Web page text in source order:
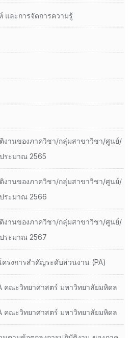
และการจัดการความรู้
งานของภาควิชา/กลุ่มสาขาวิชา/ศูนย์/
ระมาณ 2565
งานของภาควิชา/กลุ่มสาขาวิชา/ศูนย์/
ระมาณ 2566
งานของภาควิชา/กลุ่มสาขาวิชา/ศูนย์/
ระมาณ 2567
รงการสำคัญระดับส่วนงาน (PA)
คณะวิทยาศาสตร์ มหาวิทยาลัยมหิดล
คณะวิทยาศาสตร์ มหาวิทยาลัยมหิดล